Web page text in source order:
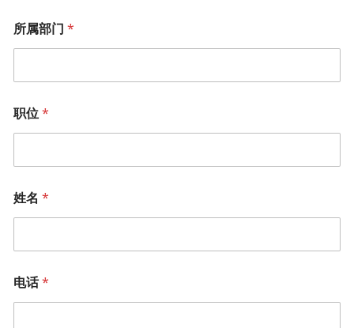
所属部门 *
职位*
姓名 *
电话*